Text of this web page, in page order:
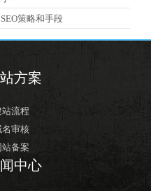
策略和手段
方案
站流程
名审核
站备案
中心